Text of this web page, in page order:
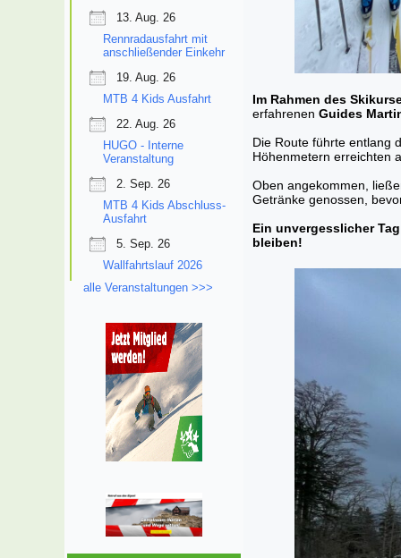
13. Aug. 26
Rennradausfahrt mit
anschließender Einkehr
19. Aug. 26
MTB 4 Kids Ausfahrt
22. Aug. 26
HUGO - Interne
Veranstaltung
2. Sep. 26
MTB 4 Kids Abschluss-
Ausfahrt
5. Sep. 26
Wallfahrtslauf 2026
alle Veranstaltungen >>>
Im Rahmen des
erfahrenen Guides
Die Route führte entlang
Höhenmetern erreichten
Oben angekommen,
Getränke genossen,
Ein unvergesslicher
bleiben!